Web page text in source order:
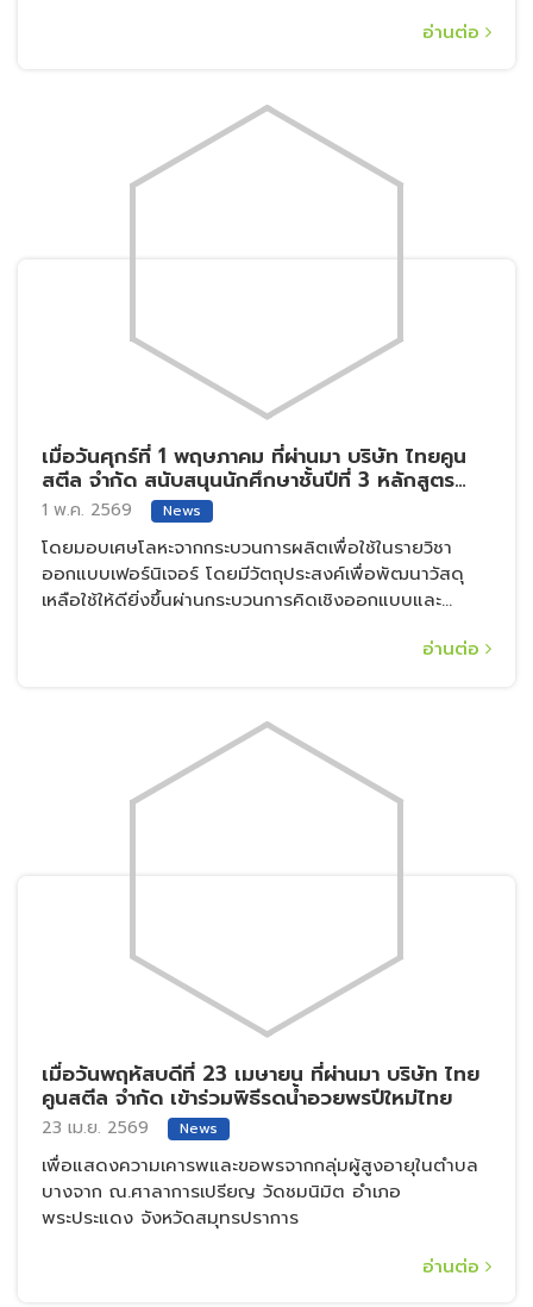
คูนสตีล จำกัด เข้าร่วมพิธีรดน้ำอวยพรปีใหม่ไทย
23 เม.ย. 2569 News
เพื่อแสดงความเคารพและขอพรจากกลุ่มผู้สูงอายุในตำบล
บางจาก ณ.ศาลาการเปรียญ วัดชมนิมิต อำเภอ
พระประแดง จังหวัดสมุทรปราการ
Elephants : โคมไฟ Elephant Hope"
1 พ.ย. 2568 Social
โครงการ "THAI KOON x PiN For Thai Elephants :
โคมไฟ Elephant Hope" สานต่อความหวังเพื่อช้างไทย
ถึง 2 แห่ง 1.มูลนิธิอนุรักษ์ช้างและสิ่งแวดล้อม (Save
Elephant Foundation) 2.กองทุนวิจัยและอนุรักษ์ช้างไทย